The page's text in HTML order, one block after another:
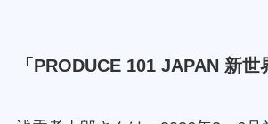
「PRODUCE 101 JAPAN 新世